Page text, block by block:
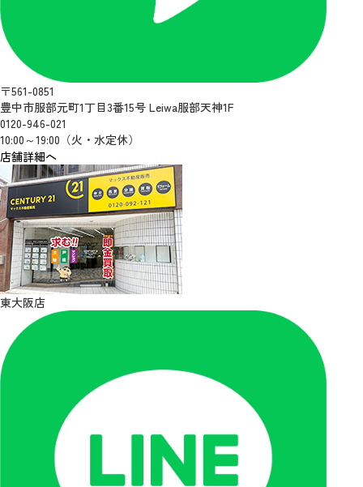
〒561-0851
豊中市服部元町1丁目3番15号 Leiwa服部天神1F
0120-946-021
10:00～19:00（火・水定休）
店舗詳細へ
東大阪店